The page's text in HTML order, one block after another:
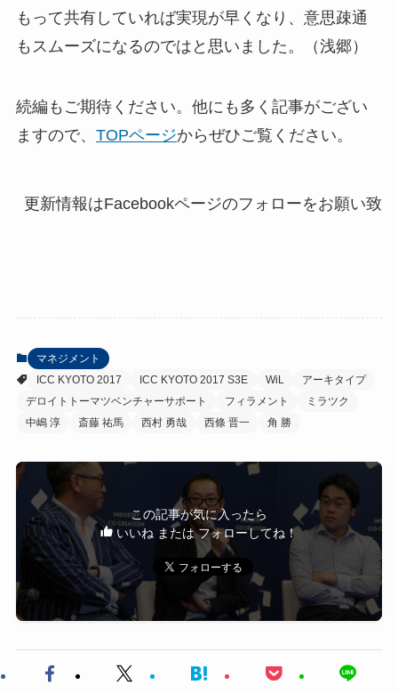
もって共有していれば実現が早くなり、意思疎通
もスムーズになるのではと思いました。（浅郷）
続編もご期待ください。他にも多く記事がござい
ますので、 TOPページからぜひご覧ください。
マネジメント
ICC KYOTO 2017
ICC KYOTO 2017 S3E WiL
アーキタイプ
デロイトトーマツベンチャーサポート
フィラメント
ミラツク
中嶋 淳
斎藤 祐馬 西村 勇哉 西條 晋一 角 勝
この記事が気に入ったら
いいね または フォローしてね！